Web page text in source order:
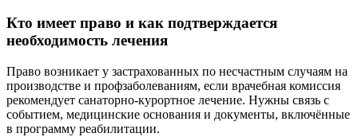
Кто имеет право и как подтверждается
необходимость лечения
Право возникает у застрахованных по несчастным случаям на
производстве и профзаболеваниям, если врачебная комиссия
рекомендует санаторно-курортное лечение. Нужны связь с
событием, медицинские основания и документы, включённые
в программу реабилитации.